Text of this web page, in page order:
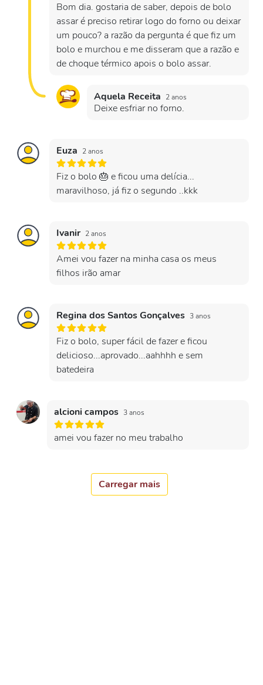
Bom dia. gostaria de saber, depois de bolo
assar é preciso retirar logo do forno ou deixar
um pouco? a razão da pergunta é que fiz um
bolo e murchou e me disseram que a razão e
de choque térmico apois o bolo assar.
Aquela Receita 2 anos
Deixe esfriar no forno.
Euza 2 anos
Fiz o bolo 🎂 e ficou uma delícia...
maravilhoso, já fiz o segundo ..kkk
Ivanir 2 anos
Amei vou fazer na minha casa os meus
filhos irão amar
Regina dos Santos Gonçalves 3 anos
Fiz o bolo, super fácil de fazer e ficou
delicioso...aprovado...aahhhh e sem
batedeira
alcioni campos 3 anos
amei vou fazer no meu trabalho
Carregar mais